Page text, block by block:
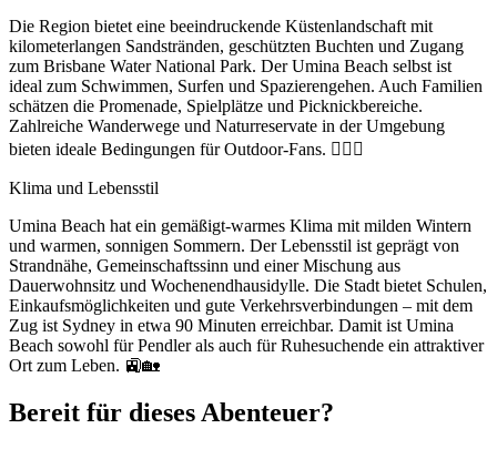
Die Region bietet eine beeindruckende Küstenlandschaft mit
kilometerlangen Sandstränden, geschützten Buchten und Zugang
zum Brisbane Water National Park. Der Umina Beach selbst ist
ideal zum Schwimmen, Surfen und Spazierengehen. Auch Familien
schätzen die Promenade, Spielplätze und Picknickbereiche.
Zahlreiche Wanderwege und Naturreservate in der Umgebung
bieten ideale Bedingungen für Outdoor-Fans. 🏄‍♂️🌿
Klima und Lebensstil
Umina Beach hat ein gemäßigt-warmes Klima mit milden Wintern
und warmen, sonnigen Sommern. Der Lebensstil ist geprägt von
Strandnähe, Gemeinschaftssinn und einer Mischung aus
Dauerwohnsitz und Wochenendhausidylle. Die Stadt bietet Schulen,
Einkaufsmöglichkeiten und gute Verkehrsverbindungen – mit dem
Zug ist Sydney in etwa 90 Minuten erreichbar. Damit ist Umina
Beach sowohl für Pendler als auch für Ruhesuchende ein attraktiver
Ort zum Leben. 🚉🏡
Bereit für dieses Abenteuer?